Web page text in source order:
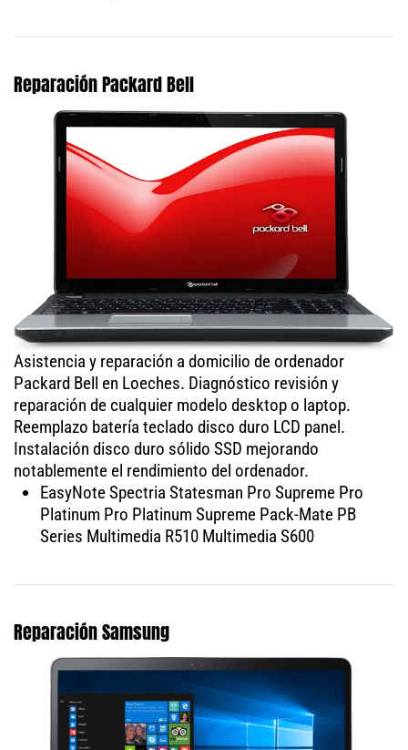
Reparación Packard Bell
Asistencia y reparación a domicilio de ordenador
Packard Bell en Loeches. Diagnóstico revisión y
reparación de cualquier modelo desktop o laptop.
Reemplazo batería teclado disco duro LCD panel.
Instalación disco duro sólido SSD mejorando
notablemente el rendimiento del ordenador.
EasyNote Spectria Statesman Pro Supreme Pro
Platinum Pro Platinum Supreme Pack-Mate PB
Series Multimedia R510 Multimedia S600
Reparación Samsung